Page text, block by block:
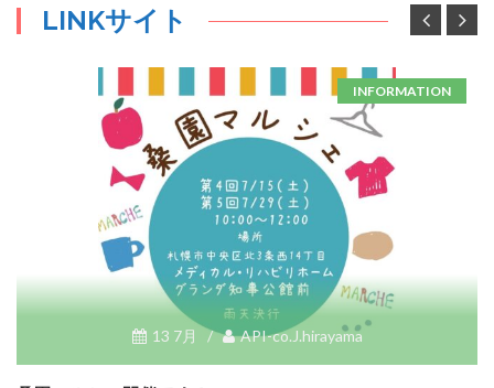
LINKサイト
INFORMATION
13 7月 / API-co.J.hirayama